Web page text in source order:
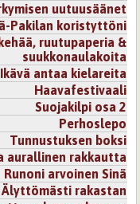
uutuusäänet
Pakilan koristyttöni
ruutupaperia &
suukkonaulakoita
Ikävä antaa kielareita
Haavafestivaali
Suojakilpi osa 2
Perhoslepo
Tunnustuksen boksi
aurallinen rakkautta
Runoni arvoinen Sinä
Älyttömästi rakastan